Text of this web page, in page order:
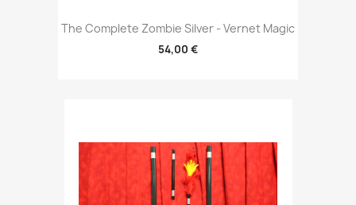
The Complete Zombie Silver - Vernet Magic
54,00 €